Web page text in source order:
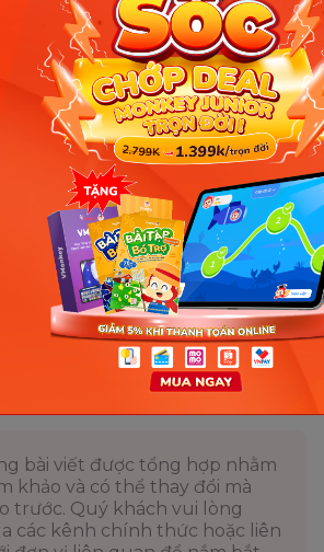
năng tư duy độc lập và khả năng
viên bé:Ba mẹ cần luôn đồng
viên bé trong suốt quá trình
bé gặp khó khăn, hãy hỗ trợ một
và khuyến khích bé kiên trì
thách.
phương pháp học tập hiệu
ý trên, ba mẹ có thể giúp bé
và đạt kết quả học tập tốt nhất
Chia sẻ ngay
bài viết được tổng hợp nhằm
khảo và có thể thay đổi mà
trước. Quý khách vui lòng
các kênh chính thức hoặc liên